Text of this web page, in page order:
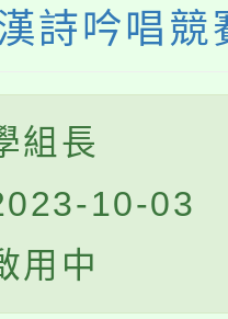
詩吟唱競
組長
10-03
用中